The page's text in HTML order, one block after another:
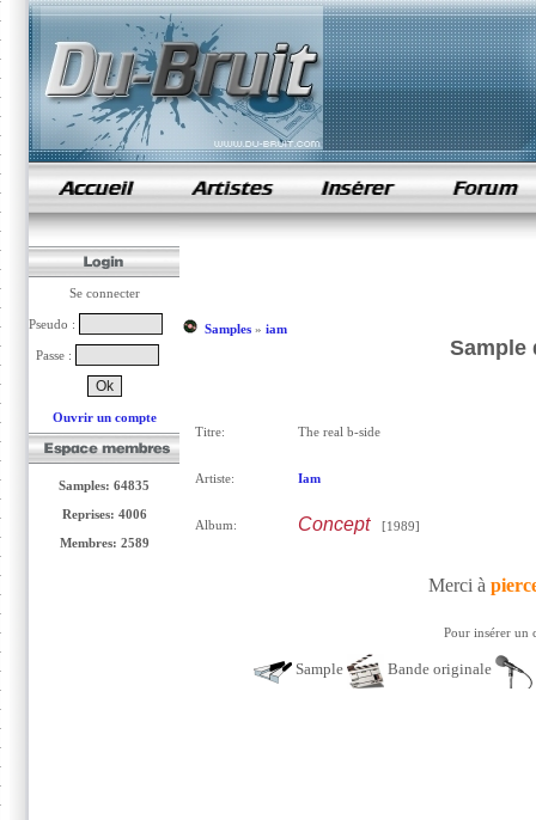
samples de rap
Se connecter
Pseudo :
Passe :
Ouvrir un compte
Samples: 64835
Reprises: 4006
Membres: 2589
Samples» iam
Sample
Titre: The real b-side
Artiste: Iam
Album: Concept [1989]
Merci à
Pour insérer un
Sample Bande originale